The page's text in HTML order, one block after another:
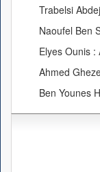
Trabelsi
Naoufel Ben
Elyes Ounis :
Ahmed
Ben Younes